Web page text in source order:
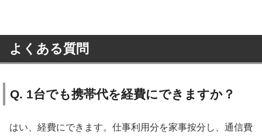
よくある質問
Q. 1台でも携帯代を経費にできますか？
はい、経費にできます。仕事利用分を家事按分し、通信費